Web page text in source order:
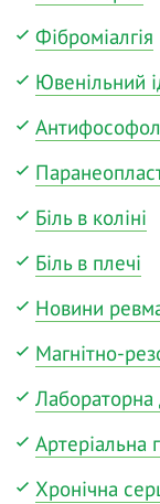
Фіброміалгія
Ювенільний
Біль в коліні
Біль в плечі
Новини
Магнітно-
Лабораторна
Артеріальна
Хронічна